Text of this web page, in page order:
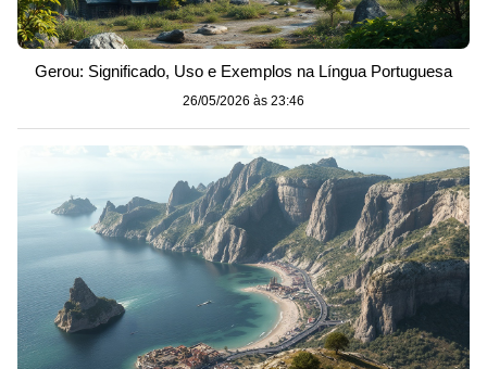
Gerou: Significado, Uso e Exemplos na Língua Portuguesa
26/05/2026 às 23:46